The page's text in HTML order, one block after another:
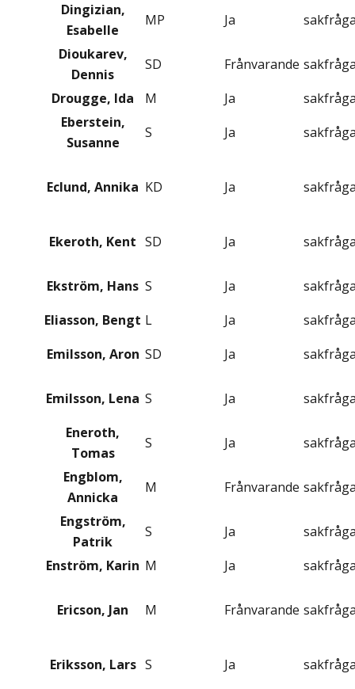
Dingizian,
Esabelle
MP Ja
Dioukarev,
Dennis
SD Frånvarande
Drougge, Ida
M Ja
Eberstein,
Susanne
S Ja
Eclund, Annika KD Ja
Ekeroth, Kent SD Ja
Ekström, Hans S Ja
Eliasson, Bengt L Ja
Emilsson, Aron SD Ja
Emilsson, Lena S Ja
Eneroth,
Tomas
S Ja
Engblom,
Annicka
M Frånvarande
Engström,
Patrik
S Ja
Enström, Karin M Ja
Ericson, Jan M Frånvarande
Eriksson, Lars S Ja